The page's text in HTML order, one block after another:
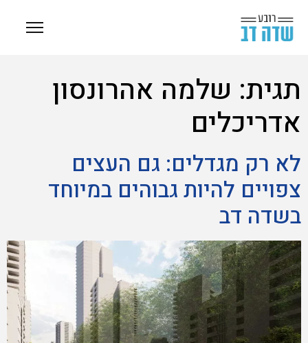
תגית: שלמה אהרונסון
אדריכלים
לא רק מגדלים: גם העצים
צפויים להיות גבוהים במיוחד
בשדה דב